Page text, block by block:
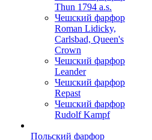
Thun 1794 a.s.
Чешский фарфор
Roman Lidicky,
Carlsbad, Queen's
Crown
Чешский фарфор
Leander
Чешский фарфор
Repast
Чешский фарфор
Rudolf Kampf
Польский фарфор